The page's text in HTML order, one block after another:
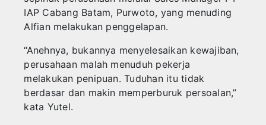
IAP Cabang Batam, Purwoto, yang menuding
Alfian melakukan penggelapan.
“Anehnya, bukannya menyelesaikan kewajiban,
perusahaan malah menuduh pekerja
melakukan penipuan. Tuduhan itu tidak
berdasar dan makin memperburuk persoalan,”
kata Yutel.